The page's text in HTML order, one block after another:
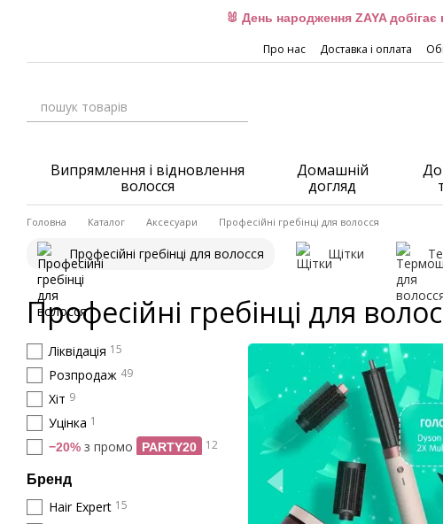
🐰 День народження ZAYA
Про нас Доставка і оплата
Випрямлення і відновлення
волосся
Домашній
догляд
Головна Каталог Аксесуари Професійні гребінці для волосся
Професійні гребінці для волосся Щітки
Професійні гребінці для
Ліквідація 15
Розпродаж 49
Хіт 9
Уцінка 1
−20% з промо PARTY20 12
Бренд
Hair Expert 15